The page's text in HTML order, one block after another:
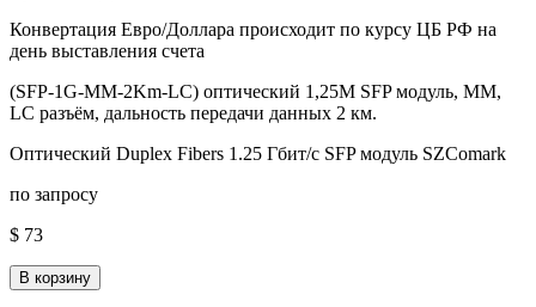
Конвертация Евро/Доллара происходит по курсу ЦБ РФ на
день выставления счета
(SFP-1G-MM-2Km-LC) оптический 1,25M SFP модуль, MM,
LC разъём, дальность передачи данных 2 км.
Оптический Duplex Fibers 1.25 Гбит/с SFP модуль SZComark
по запросу
$ 73
В корзину